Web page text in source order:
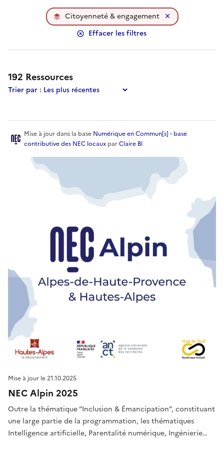
Citoyenneté & engagement
Effacer les filtres
192 Ressources
Les résultats ont été mis à jour.
Trier par :
Mise à jour le21.10.2025
NEC Alpin 2025
Outre la thématique “Inclusion & Émancipation”, constituant
une large partie de la programmation, les thématiques
Intelligence artificielle, Parentalité numérique, Ingénierie
Mise à jourdans la base Numérique en Commun[s] - base
contributive des NEC locaux parClaire Bl